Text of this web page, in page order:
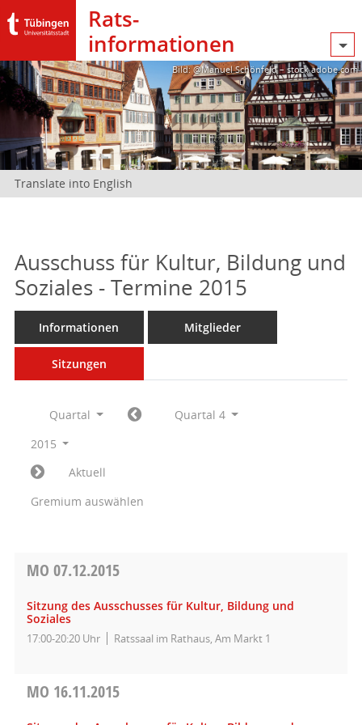
Rats­
informationen
Bild: @Manuel Schönfeld – stock.adobe.com
Translate into English
Ausschuss für Kultur, Bildung und
Soziales - Termine 2015
Informationen Mitglieder
Sitzungen
Quartal
Quartal 4
2015
Aktuell
Gremium auswählen
MO 07.12.2015
Sitzung des Ausschusses für Kultur, Bildung und
Soziales
17:00-20:20 Uhr Ratssaal im Rathaus, Am Markt 1
MO 16.11.2015